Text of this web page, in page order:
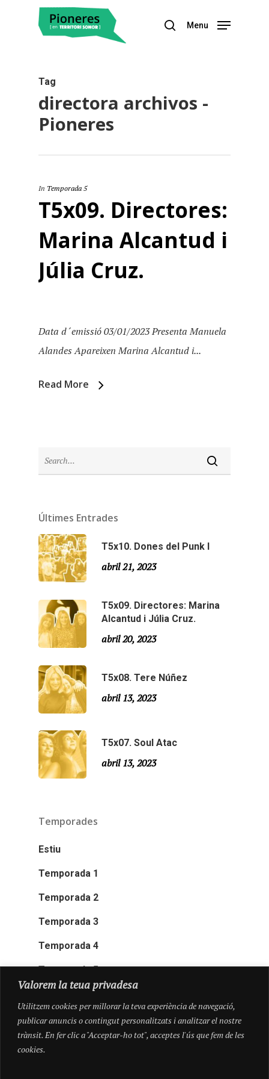
Valorem la teua privadesa
Utilitzem cookies per millorar la teva experiència de navegació,
publicar anuncis o contingut personalitzats i analitzar el nostre
trànsit. En fer clic a "Acceptar-ho tot", acceptes l'ús que fem de les
cookies.
Menu
Tag
directora archivos -
Pioneres
In Temporada 5
T5x09. Directores:
Marina Alcantud i
Júlia Cruz.
Data d´emissió 03/01/2023 Presenta Manuela
Alandes Apareixen Marina Alcantud i...
Read More
Últimes Entrades
T5x10. Dones del Punk I
abril 21, 2023
T5x09. Directores: Marina
Alcantud i Júlia Cruz.
abril 20, 2023
T5x08. Tere Núñez
abril 13, 2023
T5x07. Soul Atac
abril 13, 2023
Temporades
Estiu
Temporada 1
Temporada 2
Temporada 3
Temporada 4
Temporada 5
Temporada 5
Temporada 4
Agraïments
Email: